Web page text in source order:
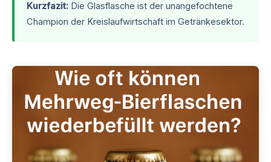
Kurzfazit: Die Glasflasche ist der unangefochtene
Champion der Kreislaufwirtschaft im Getränkesektor.